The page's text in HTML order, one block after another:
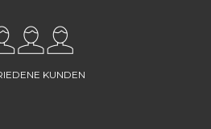
KUNDEN